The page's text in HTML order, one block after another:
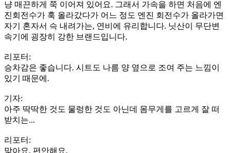
냥 매끈하게 쭉 이어져 있어요. 그래서 가속을 하면 처음에 엔
진회전수가 훅 올라갔다가 어느 정도 엔진 회전수가 올라가면
자기 혼자서 슥 내려가는, 연비에 유리합니다. 닛산이 무단변
속기에 굉장히 강한 브랜드입니다.
리포터:
승차감은 좋습니다. 시트도 나름 양 옆으로 조여 주는 느낌이
있기 때문에.
기자:
아주 딱딱한 것도 물렁한 것도 아닌데 몸무게를 고르게 잘 떠
받치는...
리포터:
맞아요. 편안해요.